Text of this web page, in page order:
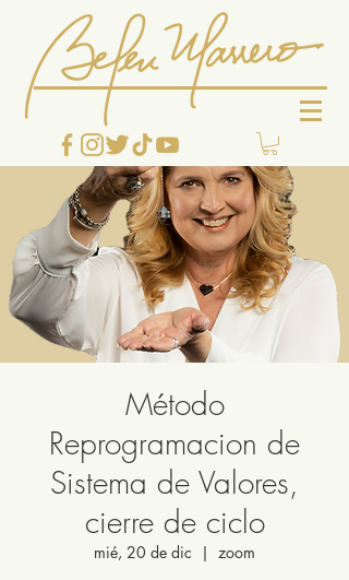
Método
Reprogramacion de
Sistema de Valores,
cierre de ciclo
mié, 20 de dic
  |
zoom